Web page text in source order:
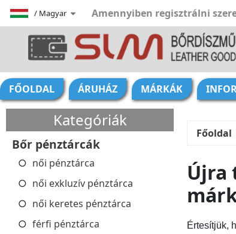
/ Magyar Amennyiben regisztrálni
FŐOLDAL ÁRUHÁZ MÁRKÁK
Kategóriák
Bőr pénztárcák
női pénztárca
női exkluzív pénztárca
női keretes pénztárca
férfi pénztárca
Főoldal
Újra
Értesítjük,